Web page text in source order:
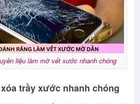
liệu làm mờ vết xước nhanh chóng
trầy xước nhanh chóng